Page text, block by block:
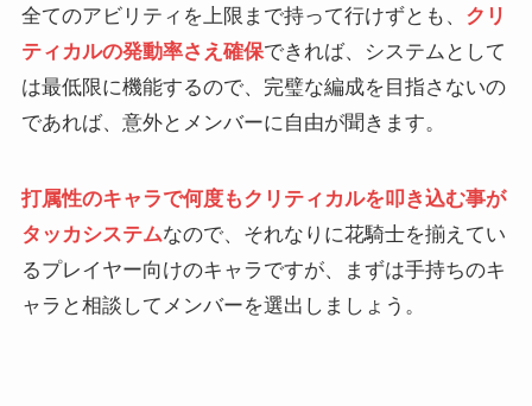
全てのアビリティを上限まで持って行けずとも、 クリ
ティカルの発動率さえ確保できれば、システムとして
は最低限に機能するので、完璧な編成を目指さないの
であれば、意外とメンバーに自由が聞きます。
打属性のキャラで何度もクリティカルを叩き込む事が
タッカシステムなので、それなりに花騎士を揃えてい
るプレイヤー向けのキャラですが、まずは手持ちのキ
ャラと相談してメンバーを選出しましょう。